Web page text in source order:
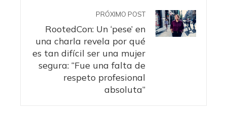
PRÓXIMO POST
RootedCon: Un ‘pese’ en
una charla revela por qué
es tan difícil ser una mujer
segura: “Fue una falta de
respeto profesional
absoluta”